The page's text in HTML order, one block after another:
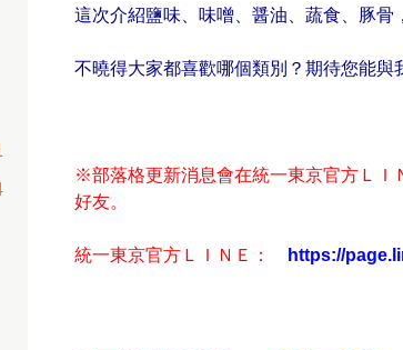
這次介紹鹽味、味噌、醤油、蔬食、豚骨
不曉得大家都喜歡哪個類別？期待您能與
※部落格更新消息會在統一東京官方ＬＩ
好友。
統一東京官方ＬＩＮＥ： https://